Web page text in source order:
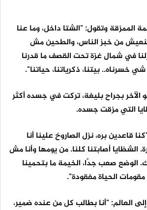
الممزقة وتقول: "الشتا داخل، وما عنا
من خبز الناس، والطحين مش
في شمال غزة تحت القصف ما قدرنا
بيتنا، ذكرياتنا، حياتنا".
الآخر بجراح بليغة، تركت في جسده أكثر
بره، نزل الصاروخ علينا أنا
الشظايا أصابتنا كلنا. من يومها وأنا مش
الوضع صعب جدًا، الخيمة ما بتحمينا
الحياة مفقودة".
العالم: "أنا بطالب كل من عنده ضمير،